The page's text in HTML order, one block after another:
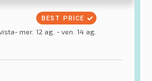
mer. 12 ag. - ven. 14 ag.